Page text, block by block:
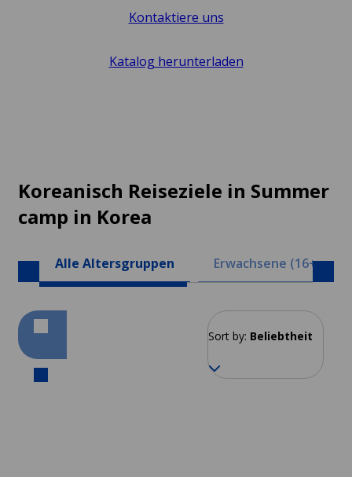
Kontaktiere uns
Katalog herunterladen
Koreanisch Reiseziele in Summer
camp in Korea
Alle Altersgruppen Erwachsene (16+)
Sort by: Beliebtheit